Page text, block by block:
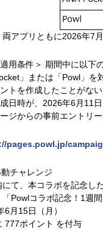
アプリともに2026年7月
用条件＞ 期間中に以下
」または「Powl」
トを作成したことがない
日時が、2026年6月11
ジからの事前エントリ
pages.powl.jp/
チャレンジ
にて、本コラボを記念し
「Powlコラボ記念！1週
6月15日（月）
777ポイント を付与